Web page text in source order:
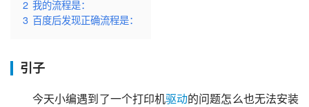
2 我的流程是：
3 百度后发现正确流程是：
引子
今天小编遇到了一个打印机驱动的问题怎么也无法安装